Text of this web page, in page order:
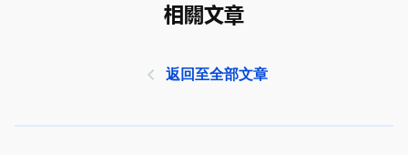
相關文章
返回至全部文章